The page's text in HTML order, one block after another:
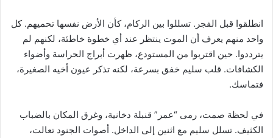
انطلقوا قبل الفجر. تسللوا بين الركام، كأن الأرض نفسها تحميهم. كل
واحد منهم يعرف أن الموت ينتظر عند أي خطوة خاطئة، لكنهم لم
يترددوا. حين اقتربوا من المستودع، ظهرت أبراج الحراسة وأضواء
الكشافات. قلب سليم خفق بسرعة، لكنه تذكر عيون أخيه الصغيرة،
فتماسك.
في لحظة صمت، رمى “عمر” قنبلة دخانية، وغرق المكان بالضباب
الكثيف. تسلل سليم مع اثنين إلى الداخل. أصوات الجنود تعالت،